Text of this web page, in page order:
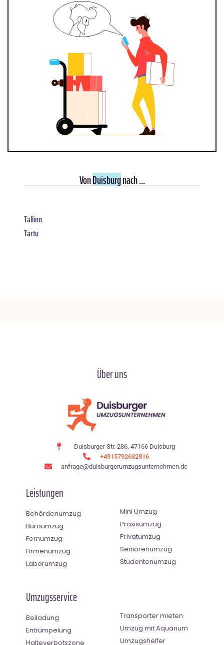
VonDuisburgnach ...
Tallinn
Tartu
Über uns
Duisburger Str. 236, 47166 Duisburg
+4915792632816
anfrage@duisburgerumzugsunternehmen.de
Leistungen
Behördenumzug
Büroumzug
Fernumzug
Firmenumzug
Laborumzug
Mini Umzug
Praxisumzug
Privatumzug
Seniorenumzug
Studentenumzug
Umzugsservice
Beiladung
Entrümpelung
Halteverbotszone
Transporter mieten
Umzug mit Aquarium
Umzugshelfer